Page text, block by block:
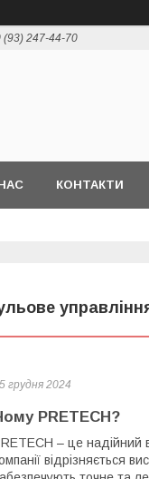
(93) 247-44-70
КОНТАКТИ
грудня 2024
PRETECH?
– це надійний
відрізняється